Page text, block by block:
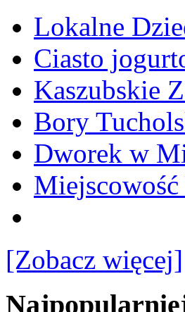
Lokalne
Ciasto
Kaszubskie
Bory
Dworek w
[Zobacz więcej]